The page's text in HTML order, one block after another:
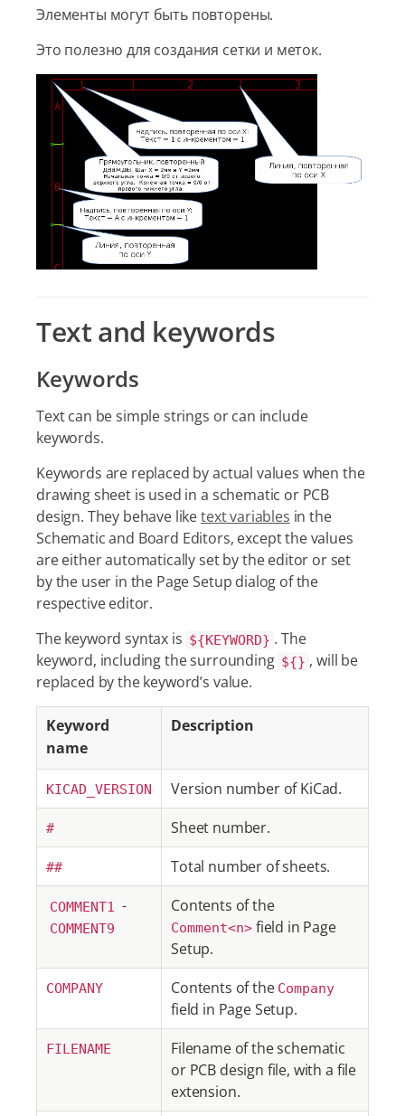
Элементы могут быть повторены.
Это полезно для создания сетки и меток.
Text and keywords
Keywords
Text can be simple strings or can include
keywords.
Keywords are replaced by actual values when the
drawing sheet is used in a schematic or PCB
design. They behave liketext variables in the
Schematic and Board Editors, except the values
are either automatically set by the editor or set
by the user in the Page Setup dialog of the
respective editor.
The keyword syntax is ${KEYWORD} . The
keyword, including the surrounding ${} , will be
replaced by the keyword’s value.
Keyword
name
Description
KICAD_VERSION Version number of KiCad.
# Sheet number.
## Total number of sheets.
COMMENT1 -
COMMENT9
Contents of the
Comment<n> field in Page
Setup.
COMPANY Contents of the Company
field in Page Setup.
FILENAME
Filename of the schematic
or PCB design file, with a file
extension.